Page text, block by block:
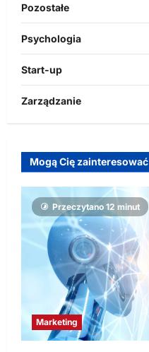
Pozostałe
Psychologia
Start-up
Zarządzanie
Mogą Cię zainteresować
Przeczytano 12 minut
Marketing